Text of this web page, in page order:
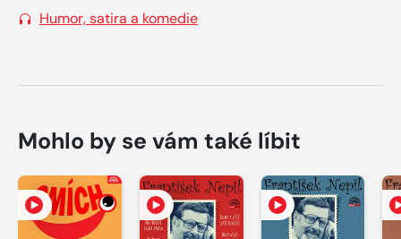
Humor, satira a komedie
Mohlo by se vám také líbit